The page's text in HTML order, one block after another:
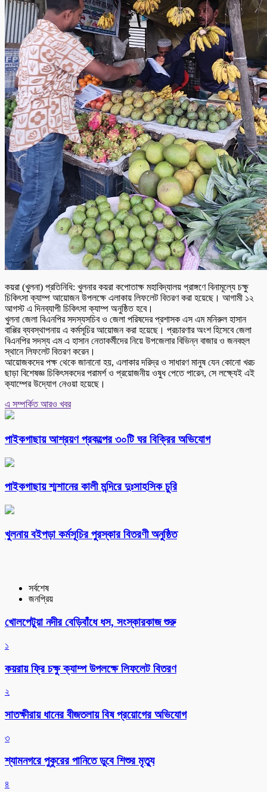
কয়রা (খুলনা) প্রতিনিধি: খুলনার কয়রা কপোতাক্ষ মহাবিদ্যালয় প্রাঙ্গণে বিনামূল্যে চক্ষু
চিকিৎসা ক্যাম্প আয়োজন উপলক্ষে এলাকায় লিফলেট বিতরণ করা হয়েছে। আগামী ১২
আগস্ট এ দিনব্যাপী চিকিৎসা ক্যাম্প অনুষ্ঠিত হবে।
খুলনা জেলা বিএনপির সদস্যসচিব ও জেলা পরিষদের প্রশাসক এস এম মনিরুল হাসান
বাপ্পির ব্যবস্থাপনায় এ কর্মসূচির আয়োজন করা হয়েছে। প্রচারণার অংশ হিসেবে জেলা
বিএনপির সদস্য এম এ হাসান নেতাকর্মীদের নিয়ে উপজেলার বিভিন্ন বাজার ও জনবহুল
স্থানে লিফলেট বিতরণ করেন।
আয়োজকদের পক্ষ থেকে জানানো হয়, এলাকার দরিদ্র ও সাধারণ মানুষ যেন কোনো খরচ
ছাড়া বিশেষজ্ঞ চিকিৎসকদের পরামর্শ ও প্রয়োজনীয় ওষুধ পেতে পারেন, সে লক্ষ্যেই এই
ক্যাম্পের উদ্যোগ নেওয়া হয়েছে।
এ সম্পর্কিত আরও খবর
পাইকগাছায় আশ্রয়ণ প্রকল্পের ৩০টি ঘর বিক্রির অভিযোগ
পাইকগাছায় শ্মশানের কালী মন্দিরে দুঃসাহসিক চুরি
খুলনায় বইপড়া কর্মসূচির পুরস্কার বিতরণী অনুষ্ঠিত
সর্বশেষ
জনপ্রিয়
খোলপেটুয়া নদীর বেড়িবাঁধে ধস, সংস্কারকাজ শুরু
১
কয়রায় ফ্রি চক্ষু ক্যাম্প উপলক্ষে লিফলেট বিতরণ
২
সাতক্ষীরায় ধানের বীজতলায় বিষ প্রয়োগের অভিযোগ
৩
শ্যামনগরে পুকুরের পানিতে ডুবে শিশুর মৃত্যু
৪